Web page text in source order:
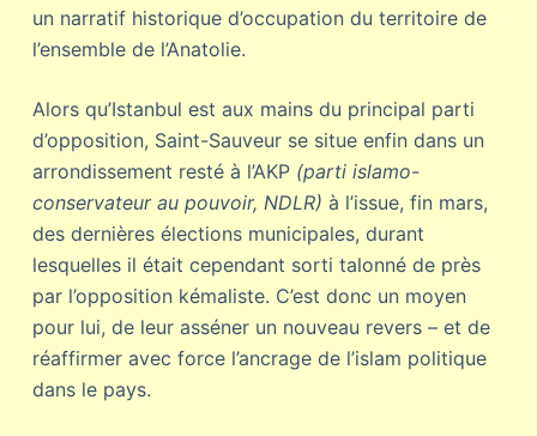
un narratif historique d’occupation du territoire de
l’ensemble de l’Anatolie.
Alors qu’Istanbul est aux mains du principal parti
d’opposition, Saint-Sauveur se situe enfin dans un
arrondissement resté à l’AKP (parti islamo-
conservateur au pouvoir, NDLR) à l’issue, fin mars,
des dernières élections municipales, durant
lesquelles il était cependant sorti talonné de près
par l’opposition kémaliste. C’est donc un moyen
pour lui, de leur asséner un nouveau revers – et de
réaffirmer avec force l’ancrage de l’islam politique
dans le pays.